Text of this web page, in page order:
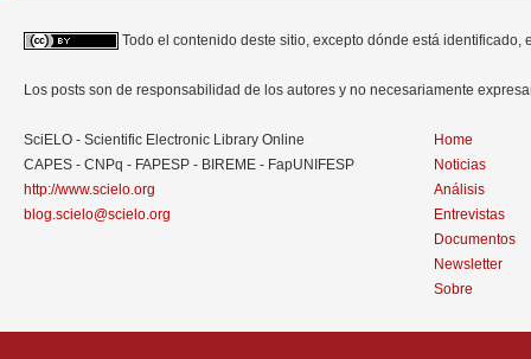
Todo el contenido deste sitio, excepto dónde está identificado,
Los posts son de responsabilidad de los autores y no necesariamente
SciELO - Scientific Electronic Library Online
CAPES - CNPq - FAPESP - BIREME - FapUNIFESP
http://www.scielo.org
blog.scielo@scielo.org
Home
Noticias
Análisis
Entrevistas
Documentos
Newsletter
Sobre